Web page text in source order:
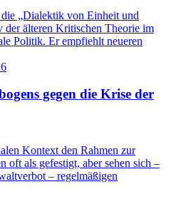
„Dialektik von Einheit und
der älteren Kritischen Theorie im
Politik. Er empfiehlt neueren
gegen die Krise der
Kontext den Rahmen zur
oft als gefestigt, aber sehen sich –
– regelmäßigen